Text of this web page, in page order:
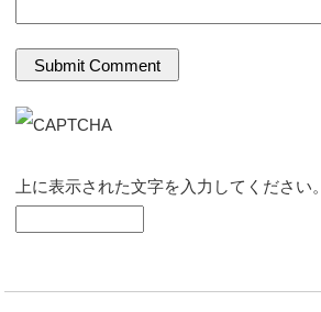
上に表示された文字を入力してください。